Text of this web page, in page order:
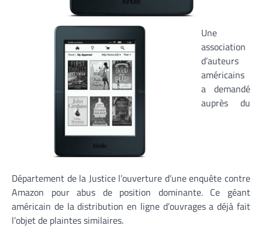
Une
association
d’auteurs
américains
a demandé
auprès du
Département de la Justice l’ouverture d’une enquête contre
Amazon pour abus de position dominante. Ce géant
américain de la distribution en ligne d’ouvrages a déjà fait
l’objet de plaintes similaires.